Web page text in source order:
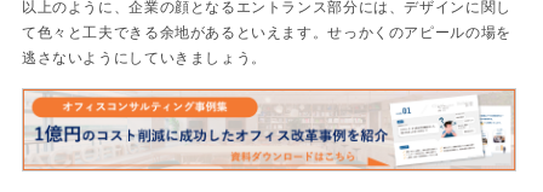
以上のように、企業の顔となるエントランス部分には、デザインに関し
て色々と工夫できる余地があるといえます。せっかくのアピールの場を
逃さないようにしていきましょう。